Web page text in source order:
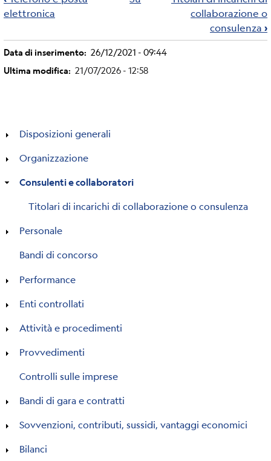
Disposizioni generali
Organizzazione
Consulenti e collaboratori
Titolari di incarichi di collaborazione o consulenza
Personale
Bandi di concorso
Performance
Enti controllati
Attività e procedimenti
Provvedimenti
Controlli sulle imprese
Bandi di gara e contratti
Sovvenzioni, contributi, sussidi, vantaggi economici
Bilanci
attraversamento
del
book
Consulenti
e
collaboratori
elettronica
collaborazione o
consulenza ›
Data di inserimento
26/12/2021 - 09:44
Ultima modifica
21/07/2026 - 12:58